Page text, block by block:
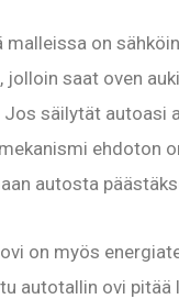
on
jolloin saat oven
Jos säilytät autoasi
ehdoton
autosta
on myös
autotallin ovi